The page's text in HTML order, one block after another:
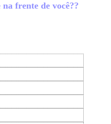
na frente de você??